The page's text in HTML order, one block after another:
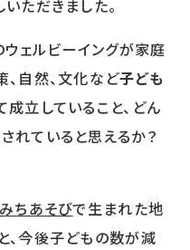
ただきました。
ウェルビーイングが家庭
自然、文化など子ども
成立していること、どん
れていると思えるか？
みちあそびで生まれた地
、今後子どもの数が減